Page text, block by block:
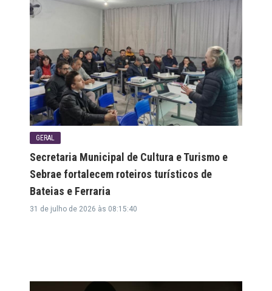
GERAL
Secretaria Municipal de Cultura e Turismo e
Sebrae fortalecem roteiros turísticos de
Bateias e Ferraria
31 de julho de 2026 às 08:15:40